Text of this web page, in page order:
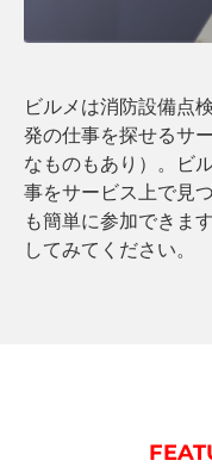
ビルメは消防設備点
発の仕事を探せるサ
なものもあり）。ビ
事をサービス上で見
も簡単に参加できま
してみてください。